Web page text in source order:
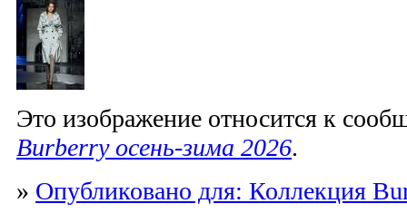
Это изображение относится к
Burberry осень-зима 2026.
» Опубликовано для: Коллекция